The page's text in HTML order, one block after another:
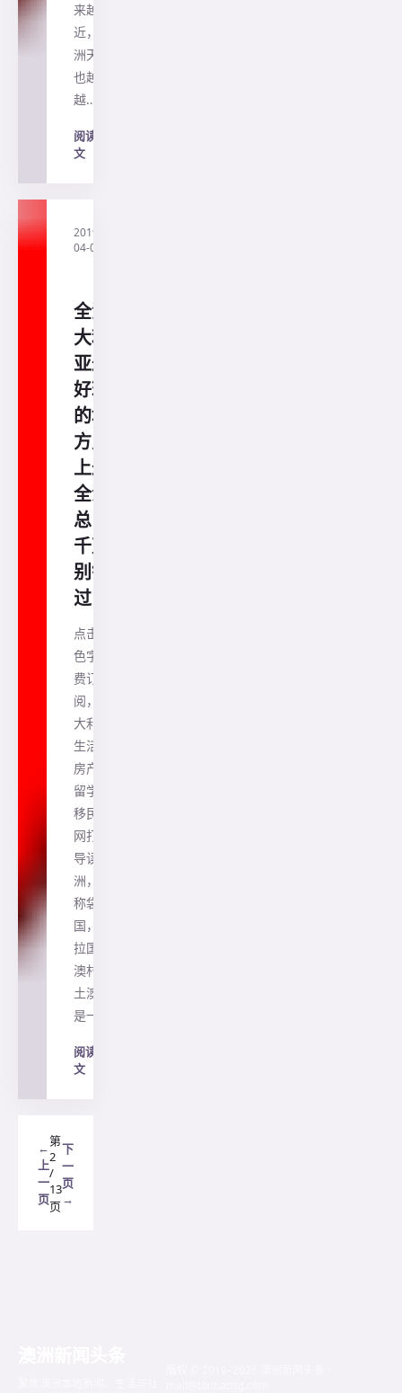
来越
近，澳
洲天气
也越来
越…
阅读全
文
2019-
04-04
全澳
大利
亚最
好玩
的地
方史
上最
全汇
总！
千万
别错
过！
点击蓝
色字免
费订
阅，澳
大利亚
生活、
房产、
留学、
移民一
网打尽
导读澳
洲，昵
称袋鼠
国，考
拉国，
澳村，
土澳...
是一…
阅读全
文
←
上
一
页
第
2
/
13
页
下
一
页
→